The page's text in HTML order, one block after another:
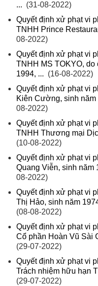
... (31-08-2022)
Quyết định xử phạt vi
TNHH Prince
08-2022)
Quyết định xử phạt vi
TNHH MS TOKYO,
1994, ... (16-08-2022)
Quyết định xử phạt vi
Kiên Cường, sinh năm
08-2022)
Quyết định xử phạt vi
TNHH Thương mại
(10-08-2022)
Quyết định xử phạt vi
Quang Viễn, sinh năm
08-2022)
Quyết định xử phạt vi
Thị Hảo, sinh năm
(08-08-2022)
Quyết định xử phạt vi
Cổ phần Hoàn Vũ Sài
(29-07-2022)
Quyết định xử phạt vi
Trách nhiệm hữu hạn
(29-07-2022)